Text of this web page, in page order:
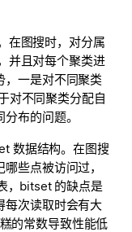
在图搜时，对分属
并且对每个聚类进
，一是对不同聚类
对不同聚类分配自
布的问题。
数据结构。在图搜
些点被访问过，
，bitset 的缺点是
每次读取时会有大
的常数导致性能低